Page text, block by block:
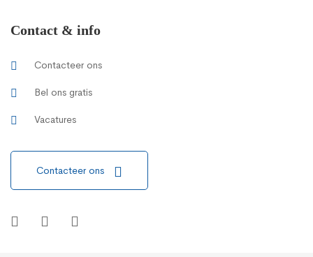
Contact & info
Contacteer ons
Bel ons gratis
Vacatures
Contacteer ons